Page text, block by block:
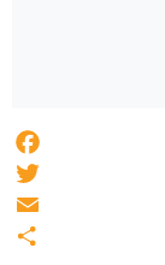
Facebook
Twitter
Email